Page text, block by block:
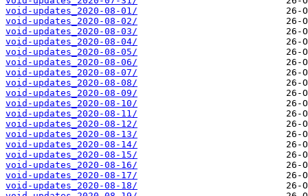
void-updates_2020-08-01/
void-updates_2020-08-02/
void-updates_2020-08-03/
void-updates_2020-08-04/
void-updates_2020-08-05/
void-updates_2020-08-06/
void-updates_2020-08-07/
void-updates_2020-08-08/
void-updates_2020-08-09/
void-updates_2020-08-10/
void-updates_2020-08-11/
void-updates_2020-08-12/
void-updates_2020-08-13/
void-updates_2020-08-14/
void-updates_2020-08-15/
void-updates_2020-08-16/
void-updates_2020-08-17/
void-updates_2020-08-18/